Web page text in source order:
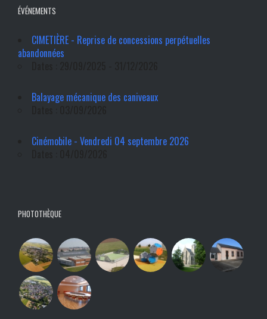
ÉVÉNEMENTS
CIMETIÈRE - Reprise de concessions perpétuelles
abandonnées
Balayage mécanique des caniveaux
Cinémobile - Vendredi 04 septembre 2026
PHOTOTHÈQUE